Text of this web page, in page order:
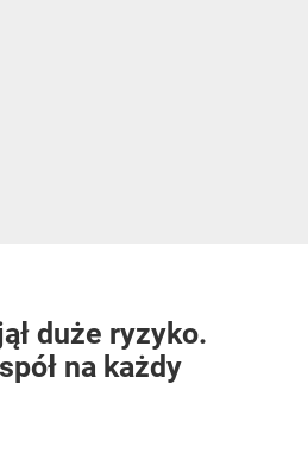
duże ryzyko.
na każdy